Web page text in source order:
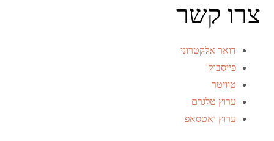
צרו קשר
דואר אלקטרוני
פייסבוק
טוויטר
ערוץ טלגרם
ערוץ ואטסאפ